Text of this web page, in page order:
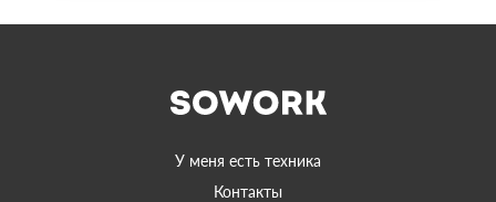
У меня есть техника
Контакты